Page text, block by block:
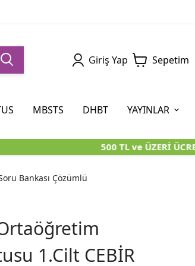
Giriş Yap Sepetim
AYT
KARA KUTU KİTAPLARI
ÖABT
ÖZGÜN ÜRÜNLER
5. SINIF (İOKBS)
KARA KUTU KİTAPLARI
MBSTS DHBT YAYINLAR
500 TL ve ÜZERİ
Bankası Çözümlü
1.Cilt CEBİR